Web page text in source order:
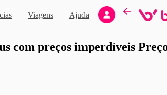
Viagens Ajuda
com preços imperdíveis